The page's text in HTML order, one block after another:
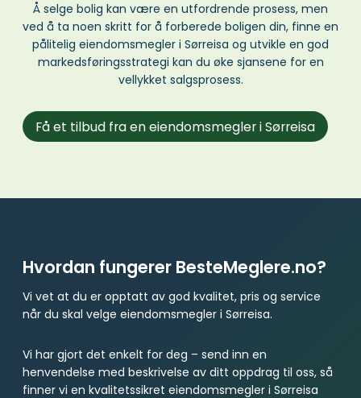
Å selge bolig kan være en utfordrende prosess, men
ved å ta noen skritt for å forberede boligen din, finne en
pålitelig eiendomsmegler i Sørreisa og utvikle en god
markedsføringsstrategi kan du øke sjansene for en
vellykket salgsprosess.
Få et tilbud fra en eiendomsmegler i Sørreisa
Hvordan fungerer BesteMeglere.no?
Vi vet at du er opptatt av god kvalitet, pris og service
når du skal velge eiendomsmegler i Sørreisa.
Vi har gjort det enkelt for deg – send inn en
henvendelse med beskrivelse av ditt oppdrag til oss, så
finner vi en kvalitetssikret eiendomsmegler i Sørreisa